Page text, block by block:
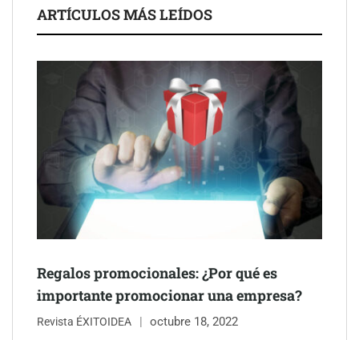
La luz roja, el nuevo aftersun, actúa en la recuperación de la piel
Eulalia Roig lanza ‘The Journal’, una revista digital mensual de
entrevistas y fotografía editorial
ARTÍCULOS MÁS LEÍDOS
Regalos promocionales: ¿Por qué es
importante promocionar una empresa?
Revista ÉXITOIDEA octubre 18, 2022